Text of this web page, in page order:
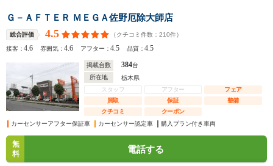
Ｇ－ＡＦＴＥＲ ＭＥＧＡ佐野厄除大師店
総合評価 4.5 （クチコミ件数： 210件）
接客：4.6 雰囲気：4.6 アフター：4.5 品質：4.5
掲載台数 384台
所在地
栃木県
スタッフ
アフター
フェア
買取
保証
整備
クチコミ
クーポン
カーセンサーアフター保証車
カーセンサー認定車 購入プラン付き車両
無
料
電話する